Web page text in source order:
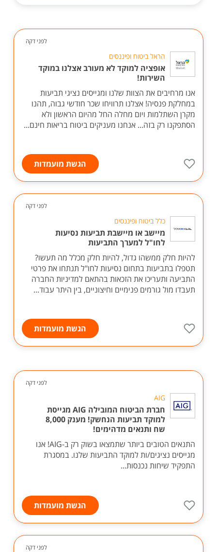
לפני דקה
הראל ביטוח ופיננסים
אופציה למוקד לא מעורב אצלנו במוקד
השירות!
אנו מרחיבים את הצוות שלנו ומגייסים נציגי תביעות
במחלקת פנסיה! אצלנו תרוויחו שכר חודשי גבוה, תהנו
מקרן השתלמות ויום מחלה החל מהיום הראשון ולא
הסתפקנו רק בזה... אנחנו מעניקים ביטוח בריאות חינם...
הגשת מועמדות
לפני דקה
כלל ביטוח ופיננסים
מיישב או מיישבת תביעות נסיעות
לחו"ל למערך התביעות
להיות חלק ממשהו גדול, להיות חלק מכלל מה תעשו?
תטפלו בתביעות בתחום נסיעות לחו"ל תנתחו את פרטי
התביעה ותעריכו את הזכאות בהתאם למדיניות החברה
תעבדו מול גורמים פנימיים וחיצוניים, בין היתר עבוד...
הגשת מועמדות
לפני דקה
AIG
חברת הביטוח המובילה AIG מגייסת
למוקד תביעות הנחשק! מענק 8,000
שח ותנאים מדהימים!
התנאים הטובים ביותר שתמצאו בשוק רק ב-AIG! אנו
מגייסים נציגים/ות למוקד התביעות שלנו. במסגרת
התפקיד שיחות נכנסות...
הגשת מועמדות
לפני דקה